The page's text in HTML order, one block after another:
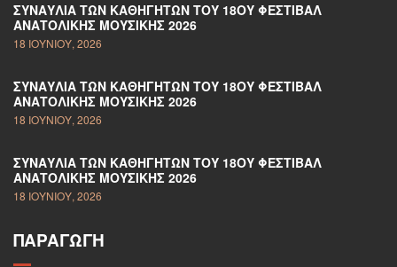
ΣΥΝΑΥΛΊΑ ΤΩΝ ΚΑΘΗΓΗΤΏΝ ΤΟΥ 18ΟΥ ΦΕΣΤΙΒΆΛ
ΑΝΑΤΟΛΙΚΉΣ ΜΟΥΣΙΚΉΣ 2026
18 ΙΟΥΝΊΟΥ, 2026
ΣΥΝΑΥΛΊΑ ΤΩΝ ΚΑΘΗΓΗΤΏΝ ΤΟΥ 18ΟΥ ΦΕΣΤΙΒΆΛ
ΑΝΑΤΟΛΙΚΉΣ ΜΟΥΣΙΚΉΣ 2026
18 ΙΟΥΝΊΟΥ, 2026
ΣΥΝΑΥΛΊΑ ΤΩΝ ΚΑΘΗΓΗΤΏΝ ΤΟΥ 18ΟΥ ΦΕΣΤΙΒΆΛ
ΑΝΑΤΟΛΙΚΉΣ ΜΟΥΣΙΚΉΣ 2026
18 ΙΟΥΝΊΟΥ, 2026
ΠΑΡΑΓΩΓΉ